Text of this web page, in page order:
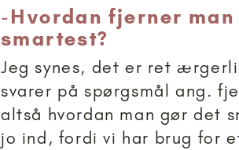
-Hvordan fjerner
smartest?
Jeg synes, det er ret
svarer på spørgsmål ang.
altså hvordan man gør det
jo ind, fordi vi har brug for